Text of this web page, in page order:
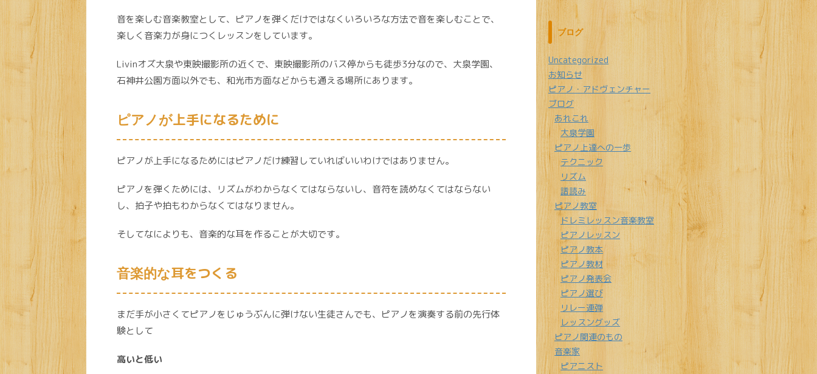
音を楽しむ音楽教室として、ピアノを弾くだけではなくいろいろな方法で音を楽しむことで、
楽しく音楽力が身につくレッスンをしています。
Livinオズ大泉や東映撮影所の近くで、東映撮影所のバス停からも徒歩3分なので、大泉学園、
石神井公園方面以外でも、和光市方面などからも通える場所にあります。
ピアノが上手になるために
ピアノが上手になるためにはピアノだけ練習していればいいわけではありません。
ピアノを弾くためには、リズムがわからなくてはならないし、音符を読めなくてはならない
し、拍子や拍もわからなくてはなりません。
そしてなによりも、音楽的な耳を作ることが大切です。
音楽的な耳をつくる
まだ手が小さくてピアノをじゅうぶんに弾けない生徒さんでも、ピアノを演奏する前の先行体
験として
高いと低い
ブログ
Uncategorized
お知らせ
ピアノ・アドヴェンチャー
ブログ
あれこれ
大泉学園
ピアノ上達への一歩
テクニック
リズム
譜読み
ピアノ教室
ドレミレッスン音楽教室
ピアノレッスン
ピアノ教本
ピアノ教材
ピアノ発表会
ピアノ選び
リレー連弾
レッスングッズ
ピアノ関連のもの
音楽家
ピアニスト